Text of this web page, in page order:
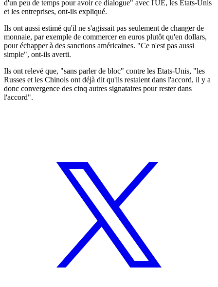
d'un peu de temps pour avoir ce dialogue" avec l'UE, les Etats-Unis
et les entreprises, ont-ils expliqué.
Ils ont aussi estimé qu'il ne s'agissait pas seulement de changer de
monnaie, par exemple de commercer en euros plutôt qu'en dollars,
pour échapper à des sanctions américaines. "Ce n'est pas aussi
simple", ont-ils averti.
Ils ont relevé que, "sans parler de bloc" contre les Etats-Unis, "les
Russes et les Chinois ont déjà dit qu'ils restaient dans l'accord, il y a
donc convergence des cinq autres signataires pour rester dans
l'accord".